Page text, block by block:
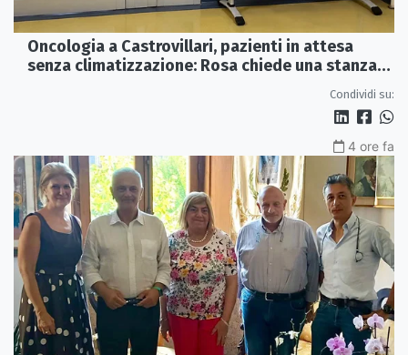
Oncologia a Castrovillari, pazienti in attesa
senza climatizzazione: Rosa chiede una stanza
Condividi su:
4 ore fa